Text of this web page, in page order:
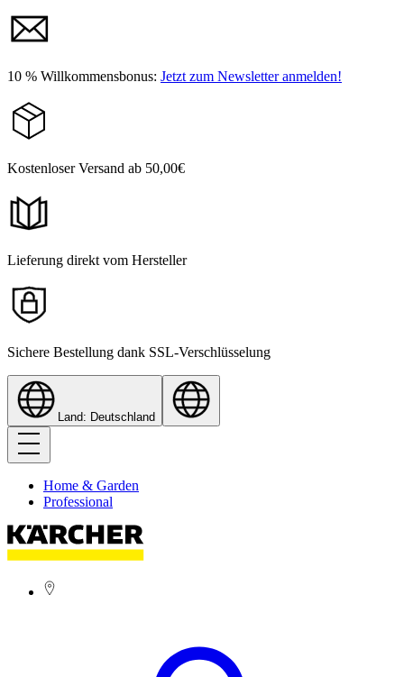
10 % Willkommensbonus: Jetzt zum Newsletter anmelden!
Kostenloser Versand ab 50,00€
Lieferung direkt vom Hersteller
Sichere Bestellung dank SSL-Verschlüsselung
Land: Deutschland
Home & Garden
Professional